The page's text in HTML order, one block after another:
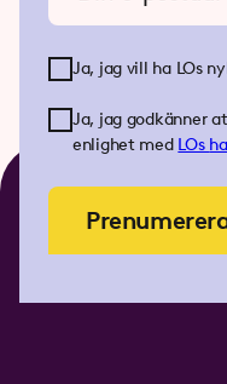
Ja, jag vill ha LOs
Ja, jag godkänner
enlighet med LOs